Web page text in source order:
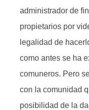
administrador de
propietarios por
legalidad de
como antes se ha
comuneros. Pero
con la comunidad
posibilidad de la